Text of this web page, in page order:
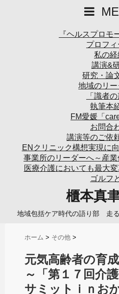
『ヘルスプロモ
プロフ
私の経
講演&
研究・論
地域のリ
「識者の
執筆本
FM愛媛「
お問合
講演等のご依
ENクリニック構想実現に
事業所のリーダーへ～産
医療介護においても最大
ゴルフ
櫃本真
地域包括ケア時代の語り部 走
ホーム > その他 >
元気高齢者の育
～「第１７回介
サミットｉｎお